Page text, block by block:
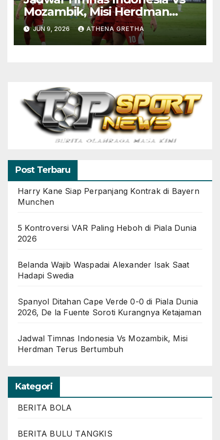
Mozambik, Misi Herdman
Terus Bertumbuh
JUN 9, 2026 ATHENA GRETHA
Post Terbaru
Harry Kane Siap Perpanjang Kontrak di Bayern
Munchen
5 Kontroversi VAR Paling Heboh di Piala Dunia
2026
Belanda Wajib Waspadai Alexander Isak Saat
Hadapi Swedia
Spanyol Ditahan Cape Verde 0-0 di Piala Dunia
2026, De la Fuente Soroti Kurangnya Ketajaman
Jadwal Timnas Indonesia Vs Mozambik, Misi
Herdman Terus Bertumbuh
Kategori
BERITA BOLA
BERITA BULU TANGKIS